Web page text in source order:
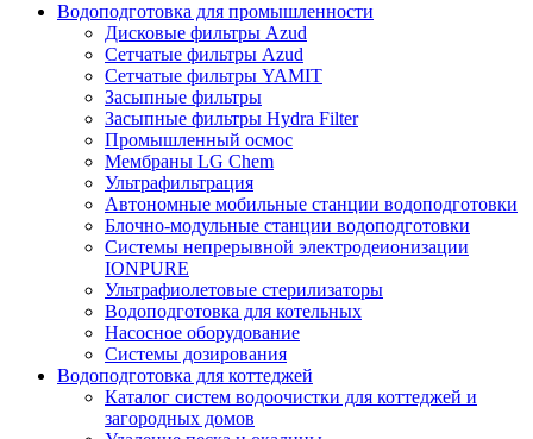
Водоподготовка для промышленности
Дисковые фильтры Azud
Сетчатые фильтры Azud
Сетчатые фильтры YAMIT
Засыпные фильтры
Засыпные фильтры Hydra Filter
Промышленный осмос
Мембраны LG Chem
Ультрафильтрация
Автономные мобильные станции водоподготовки
Блочно-модульные станции водоподготовки
Системы непрерывной электродеионизации
IONPURE
Ультрафиолетовые стерилизаторы
Водоподготовка для котельных
Насосное оборудование
Системы дозирования
Водоподготовка для коттеджей
Каталог систем водоочистки для коттеджей и
загородных домов